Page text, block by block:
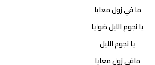
ما في زول معايا
يا نجوم الليل ضوايا
يا نجوم الليل
مافي زول معايا